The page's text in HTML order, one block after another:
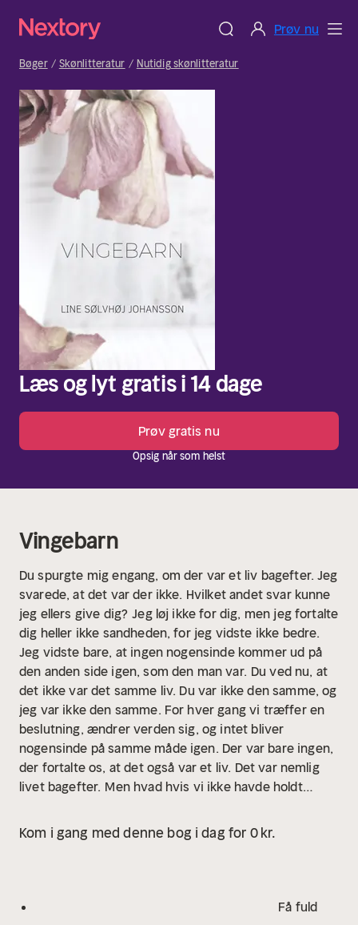
Prøv nu
Bøger Skønlitteratur Nutidig skønlitteratur
Læs og lyt gratis i 14 dage
Prøv gratis nu
Opsig når som helst
Vingebarn
Du spurgte mig engang, om der var et liv bagefter. Jeg
svarede, at det var der ikke. Hvilket andet svar kunne
jeg ellers give dig? Jeg løj ikke for dig, men jeg fortalte
dig heller ikke sandheden, for jeg vidste ikke bedre.
Jeg vidste bare, at ingen nogensinde kommer ud på
den anden side igen, som den man var. Du ved nu, at
det ikke var det samme liv. Du var ikke den samme, og
jeg var ikke den samme. For hver gang vi træffer en
beslutning, ændrer verden sig, og intet bliver
nogensinde på samme måde igen. Der var bare ingen,
der fortalte os, at det også var et liv. Det var nemlig
livet bagefter. Men hvad hvis vi ikke havde holdt
forskel?
Tror du?
Forfatter Line Sølvhøj Johansson (f.
1982) debuterer med en rørende roman om kroppens
væltes omkuld af en ubarmhjertig hændelse. Kampen i
Kom i gang med denne bog i dag for 0 kr.
Få fuld